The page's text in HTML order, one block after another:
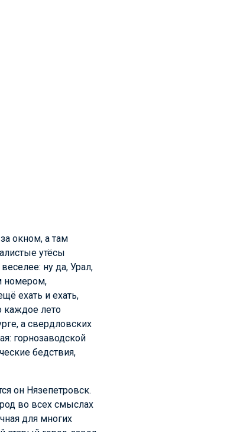
окном, а там
утёсы
ну да, Урал,
номером,
ехать и ехать,
каждое лето
а свердловских
горнозаводской
бедствия,
он Нязепетровск.
во всех смыслах
для многих